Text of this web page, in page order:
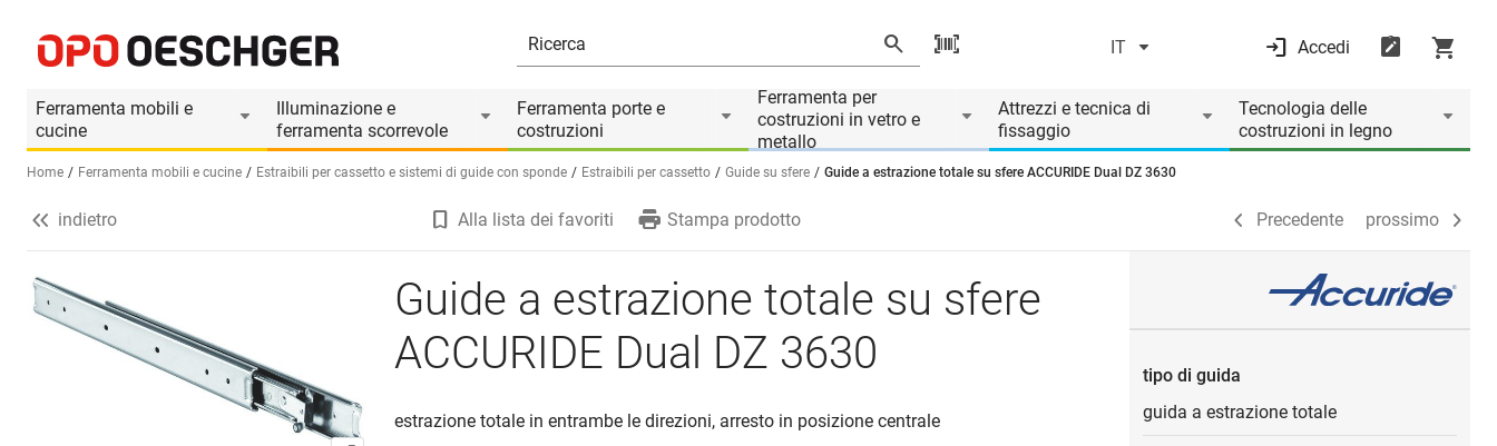
IT Accedi
Ferramenta mobili e
cucine
Illuminazione e
ferramenta scorrevole
Ferramenta porte e
costruzioni
Ferramenta per
costruzioni in vetro e
metallo
Attrezzi e tecnica di
fissaggio
Tecnologia delle
costruzioni in legno
Seleziona una lingua (IT)
Home Ferramenta mobili e cucine Estraibili per cassetto e sistemi di guide con sponde Estraibili per cassetto Guide su sfere Guide a estrazione totale su sfere ACCURIDE Dual DZ 3630
Informazioni prodotto
Precedente prossimo
indietro Alla lista dei favoriti Stampa prodotto Precedente prossimo
Guide a estrazione totale su sfere
ACCURIDE Dual DZ 3630
estrazione totale in entrambe le direzioni, arresto in posizione centrale
tipo di guida
guida a estrazione totale